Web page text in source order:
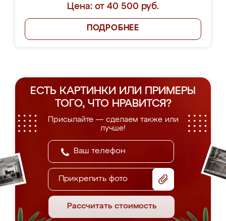
Цена: от 40 500 руб.
ПОДРОБНЕЕ
ЕСТЬ КАРТИНКИ ИЛИ ПРИМЕРЫ
ТОГО, ЧТО НРАВИТСЯ?
Присылайте — сделаем также или
лучше!
Прикрепить фото
Рассчитать стоимость